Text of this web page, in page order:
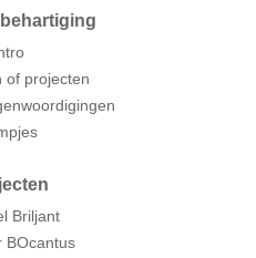
of projecten
Briljant
BOcantus